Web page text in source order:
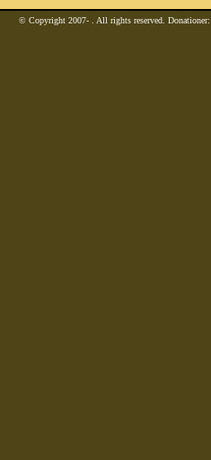
© Copyright 2007- . All rights reserved.